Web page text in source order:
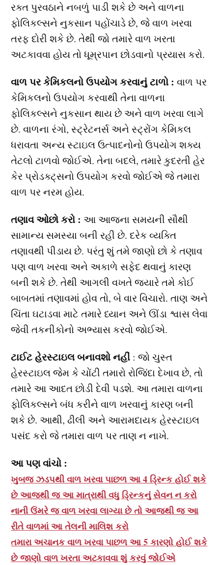
રક્ત પુરવઠાને નબળું પાડી શકે છે અને વાળના
ફોલિકલ્સને નુકસાન પહોંચાડે છે, જે વાળ ખરવા
તરફ દોરી શકે છે. તેથી જો તમારે વાળ ખરતા
અટકાવવા હોય તો ધૂમ્રપાન છોડવાનો પ્રયાસ કરો.
વાળ પર કેમિકલનો ઉપયોગ કરવાનું ટાળો : વાળ પર
કેમિકલનો ઉપયોગ કરવાથી તેના વાળના
ફોલિકલ્સને નુકસાન થાય છે અને વાળ ખરવા લાગે
છે. વાળના રંગો, સ્ટ્રેટનર્સ અને સ્ટ્રોંગ કેમિકલ
ધરાવતા અન્ય સ્ટાઇલ ઉત્પાદનોનો ઉપયોગ શક્ય
તેટલો ટાળવો જોઈએ. તેના બદલે, તમારે કુદરતી હેર
કેર પ્રોડક્ટ્સનો ઉપયોગ કરવો જોઈએ જે તમારા
વાળ પર નરમ હોય.
તણાવ ઓછો કરો : આ આજના સમયની સૌથી
સામાન્ય સમસ્યા બની રહી છે. દરેક વ્યક્તિ
તણાવથી પીડાય છે. પરંતુ શું તમે જાણો છો કે તણાવ
પણ વાળ ખરવા અને અકાળે સફેદ થવાનું કારણ
બની શકે છે. તેથી આગલી વખતે જ્યારે તમે કોઈ
બાબતમાં તણાવમાં હોવ તો, બે વાર વિચારો. તાણ અને
ચિંતા ઘટાડવા માટે તમારે ધ્યાન અને ઊંડા શ્વાસ લેવા
જેવી તકનીકોનો અભ્યાસ કરવો જોઈએ.
ટાઈટ હેરસ્ટાઇલ બનાવશો નહીં : જો ચુસ્ત
હેરસ્ટાઇલ જેમ કે ચોંટી તમારો રોજિંદા દેખાવ છે, તો
તમારે આ આદત છોડી દેવી પડશે. આ તમારા વાળના
ફોલિકલ્સને બંધ કરીને વાળ ખરવાનું કારણ બની
શકે છે. આથી, ઢીલી અને આરામદાયક હેરસ્ટાઇલ
પસંદ કરો જે તમારા વાળ પર તાણ ન નાખે.
આ પણ વાંચો :
ખુબજ ઝડપથી વાળ ખરવા પાછળ આ 4 ડ્રિન્ક હોઈ શકે
છે આજથી જ આ માત્રાથી વધુ ડ્રિન્કનું સેવન ન કરો
નાની ઉંમરે જ વાળ ખરવા લાગ્યા છે તો આજથી જ આ
રીતે વાળમાં આ તેલની માલિશ કરો
તમારા અચાનક વાળ ખરવા પાછળ આ 5 કારણો હોઈ શકે
છે જાણો વાળ ખરતા અટકાવવા શું કરવું જોઈએ